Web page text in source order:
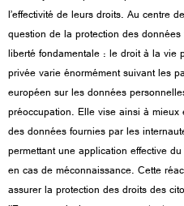
l’effectivité de leurs droits. Au centre
question de la protection des données
liberté fondamentale : le droit à la
privée varie énormément suivant les
européen sur les données
préoccupation. Elle vise ainsi à mieux
des données fournies par les
permettant une application effective
en cas de méconnaissance. Cette
assurer la protection des droits des